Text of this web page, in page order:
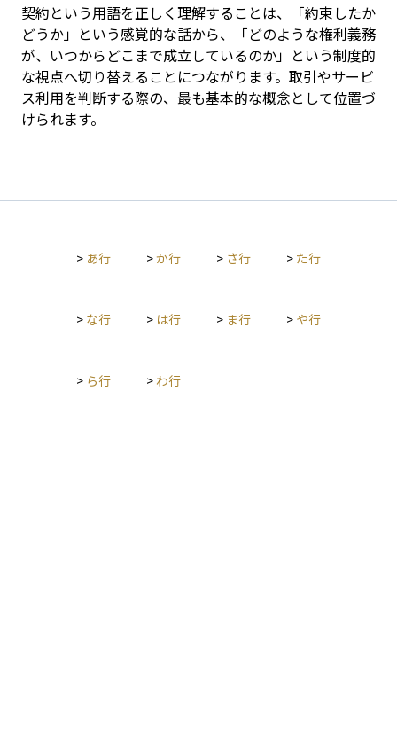
契約という用語を正しく理解することは、「約束したか
どうか」という感覚的な話から、「どのような権利義務
が、いつからどこまで成立しているのか」という制度的
な視点へ切り替えることにつながります。取引やサービ
ス利用を判断する際の、最も基本的な概念として位置づ
けられます。
> あ行 >か行 > さ行 > た行
> な行 > は行 > ま行 > や行
> ら行 > わ行